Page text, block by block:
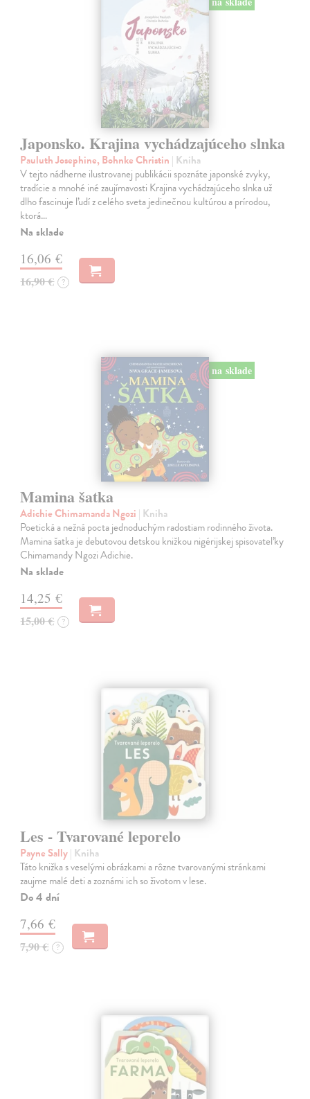
Japonsko. Krajina vychádzajúceho slnka
Pauluth Josephine, Bohnke Christin | Kniha
V tejto nádherne ilustrovanej publikácii spoznáte japonské zvyky,
tradície a mnohé iné zaujímavosti Krajina vychádzajúceho slnka už
dlho fascinuje ľudí z celého sveta jedinečnou kultúrou a prírodou,
ktorá…
Na sklade
16,06 €
16,90 € ?
na sklade
Mamina šatka
Adichie Chimamanda Ngozi | Kniha
Poetická a nežná pocta jednoduchým radostiam rodinného života.
Mamina šatka je debutovou detskou knižkou nigérijskej spisovateľky
Chimamandy Ngozi Adichie.
Na sklade
14,25 €
15,00 € ?
Les - Tvarované leporelo
Payne Sally| Kniha
Táto knižka s veselými obrázkami a rôzne tvarovanými stránkami
zaujme malé deti a zoznámi ich so životom v lese.
Do 4 dní
7,66 €
7,90 € ?